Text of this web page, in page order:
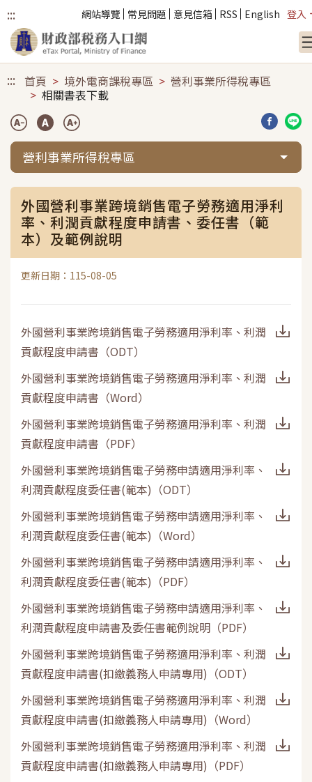
::: 網站導覽 常見問題 意見信箱 RSS English 登入
::: 首頁 境外電商課稅專區
營利事業所得稅專區
相關書表下載
分享到
分
營利事業所得稅專區
外國營利事業跨境銷售電子勞務適用淨利
率、利潤貢獻程度申請書、委任書（範
本）及範例說明
更新日期：115-08-05
外國營利事業跨境銷售電子勞務適用淨利率、利潤
貢獻程度申請書 （ODT）
外國營利事業跨境銷售電子勞務適用淨利率、利潤
貢獻程度申請書 （Word）
外國營利事業跨境銷售電子勞務適用淨利率、利潤
貢獻程度申請書 （PDF）
外國營利事業跨境銷售電子勞務申請適用淨利率、
利潤貢獻程度委任書(範本) （ODT）
外國營利事業跨境銷售電子勞務申請適用淨利率、
利潤貢獻程度委任書(範本) （Word）
外國營利事業跨境銷售電子勞務申請適用淨利率、
利潤貢獻程度委任書(範本) （PDF）
外國營利事業跨境銷售電子勞務申請適用淨利率、
利潤貢獻程度申請書及委任書範例說明 （PDF）
外國營利事業跨境銷售電子勞務適用淨利率、利潤
貢獻程度申請書(扣繳義務人申請專用) （ODT）
外國營利事業跨境銷售電子勞務適用淨利率、利潤
貢獻程度申請書(扣繳義務人申請專用) （Word）
外國營利事業跨境銷售電子勞務適用淨利率、利潤
貢獻程度申請書(扣繳義務人申請專用) （PDF）